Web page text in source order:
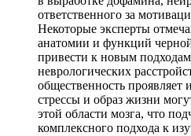
ответственного за
Некоторые эксперты
анатомии и функций
привести к новым
неврологических
общественность проявляет
стрессы и образ жизни
этой области мозга, что
комплексного подхода к